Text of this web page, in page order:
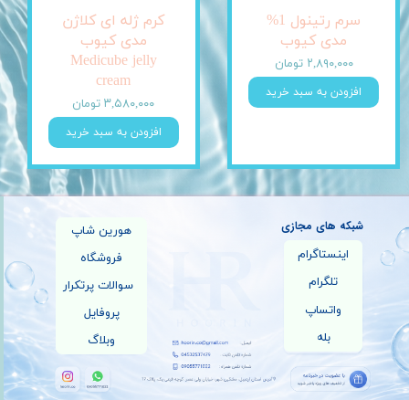
سرم رتینول 1%
مدی کیوب
۲,۸۹۰,۰۰۰ تومان
افزودن به سبد خرید
کرم ژله ای کلاژن
مدی کیوب
Medicube jelly
cream
۳,۵۸۰,۰۰۰ تومان
افزودن به سبد خرید
هورین شاپ
فروشگاه
سوالات پرتکرار
پروفایل
وبلاگ
اینستاگرام
تلگرام
واتساپ
بله
شبکه های مجازی